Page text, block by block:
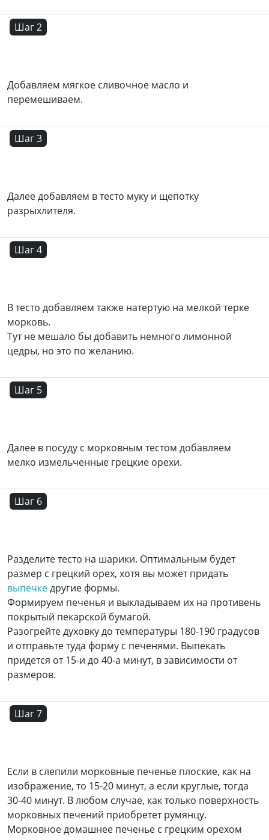
Шаг 2
Добавляем мягкое сливочное масло и
перемешиваем.
Шаг 3
Далее добавляем в тесто муку и щепотку
разрыхлителя.
Шаг 4
В тесто добавляем также натертую на мелкой терке
морковь.
Тут не мешало бы добавить немного лимонной
цедры, но это по желанию.
Шаг 5
Далее в посуду с морковным тестом добавляем
мелко измельченные грецкие орехи.
Шаг 6
Разделите тесто на шарики. Оптимальным будет
размер с грецкий орех, хотя вы может придать
выпечкедругие формы.
Формируем печенья и выкладываем их на противень
покрытый пекарской бумагой.
Разогрейте духовку до температуры 180-190 градусов
и отправьте туда форму с печенями. Выпекать
придется от 15-и до 40-а минут, в зависимости от
размеров.
Шаг 7
Если в слепили морковные печенье плоские, как на
изображение, то 15-20 минут, а если круглые, тогда
30-40 минут. В любом случае, как только поверхность
морковных печений приобретет румянцу.
Морковное домашнее печенье с грецким орехом